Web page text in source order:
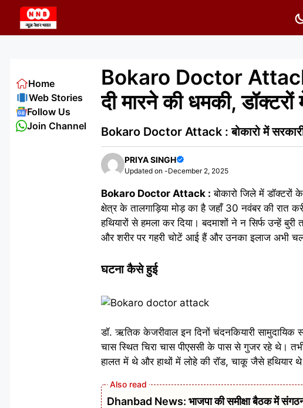
content
Bokaro Doctor Attack
दी मारने की धमकी,
Bokaro Doctor Attack : बोकारो में सरकारी
PRIYA SINGH
Updated on -December 2, 2025
Bokaro Doctor Attack : बोकारो जिले में डॉक्टरों
क्षेत्र के तालगाड़िया मोड़ का है जहाँ 30 नवंबर की
हथियारों से हमला कर दिया। बदमाशों ने न सिर्फ उन्हें
और शरीर पर गहरी चोटें आई हैं और उनका इलाज अभी चल
घटना कैसे हुई
डॉ. ऋतिक केजरीवाल इन दिनों चंदनकियारी
चास स्थित चिरा चास पीएससी के पास से गुजर रहे थे।
हालत में थे और हाथों में लोहे की रॉड, चाकू जैसे हथियार
Dhanbad News: भाजपा की समीक्षा बैठक में
Home
Web Stories
Follow Us
Join Channel